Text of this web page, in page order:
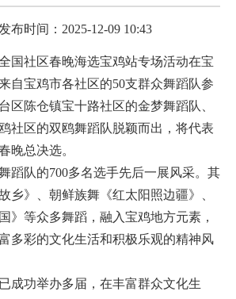
发布时间：2025-12-09 10:43
国社区春晚海选宝鸡站专场活动在宝
自宝鸡市各社区的50支群众舞蹈队参
区陈仓镇宝十路社区的金梦舞蹈队、
社区的双鸥舞蹈队脱颖而出，将代表
晚总决选。
蹈队的700多名选手先后一展风采。其
乡》、朝鲜族舞《红太阳照边疆》、
》等众多舞蹈，融入宝鸡地方元素，
多彩的文化生活和积极乐观的精神风
成功举办多届，在丰富群众文化生